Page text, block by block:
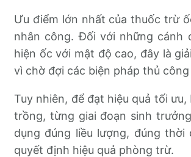
Ưu điểm lớn nhất của thuốc trừ
nhân công. Đối với những cánh
hiện ốc với mật độ cao, đây là
vì chờ đợi các biện pháp thủ
Tuy nhiên, để đạt hiệu quả tối
trồng, từng giai đoạn sinh
dụng đúng liều lượng, đúng
quyết định hiệu quả phòng trừ.